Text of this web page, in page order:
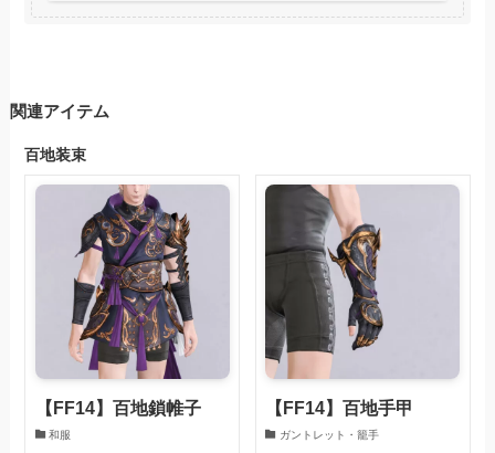
関連アイテム
百地装束
【FF14】百地鎖帷子
和服
【FF14】百地手甲
ガントレット・籠手